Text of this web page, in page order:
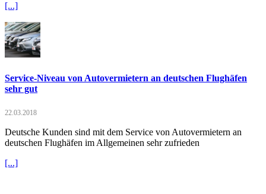
[...]
Service-Niveau von Autovermietern an deutschen Flughäfen
sehr gut
22.03.2018
Deutsche Kunden sind mit dem Service von Autovermietern an
deutschen Flughäfen im Allgemeinen sehr zufrieden
[...]